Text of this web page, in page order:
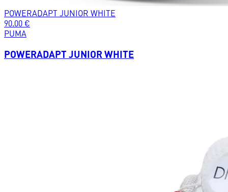
POWERADAPT JUNIOR WHITE
90.00 €
PUMA
POWERADAPT JUNIOR WHITE